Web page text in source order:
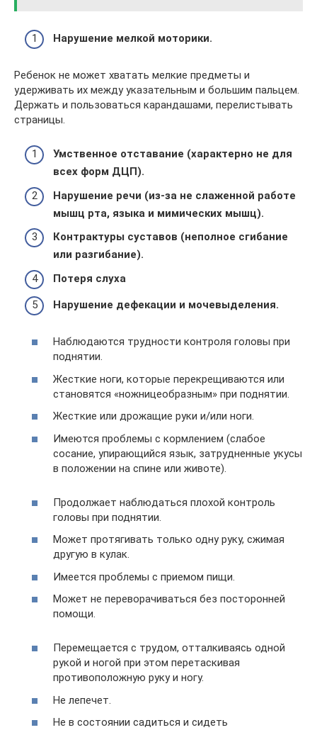
Нарушение мелкой моторики.
Ребенок не может хватать мелкие предметы и
удерживать их между указательным и большим пальцем.
Держать и пользоваться карандашами, перелистывать
страницы.
Умственное отставание (характерно не для
всех форм ДЦП).
Нарушение речи (из-за не слаженной работе
мышц рта, языка и мимических мышц).
Контрактуры суставов (неполное сгибание
или разгибание).
Потеря слуха
Нарушение дефекации и мочевыделения.
Наблюдаются трудности контроля головы при
поднятии.
Жесткие ноги, которые перекрещиваются или
становятся «ножницеобразным» при поднятии.
Жесткие или дрожащие руки и/или ноги.
Имеются проблемы с кормлением (слабое
сосание, упирающийся язык, затрудненные укусы
в положении на спине или животе).
Продолжает наблюдаться плохой контроль
головы при поднятии.
Может протягивать только одну руку, сжимая
другую в кулак.
Имеется проблемы с приемом пищи.
Может не переворачиваться без посторонней
помощи.
Перемещается с трудом, отталкиваясь одной
рукой и ногой при этом перетаскивая
противоположную руку и ногу.
Не лепечет.
Не в состоянии садиться и сидеть